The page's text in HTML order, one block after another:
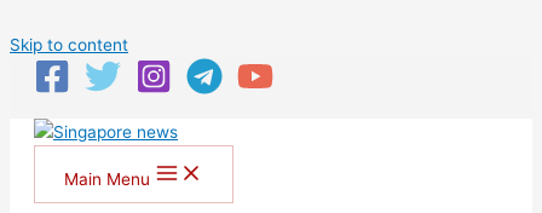
Skip to content
Main Menu